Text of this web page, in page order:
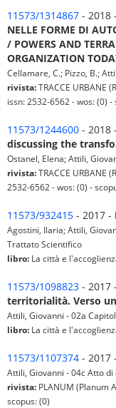
11573/1314867 - 2018 -
NELLE FORME DI
/ POWERS AND
ORGANIZATION
Cellamare, C.; Pizzo, B.;
rivista:TRACCE URBANE
issn: 2532-6562 - wos: (0) -
11573/1244600 - 2018 -
discussing the
Ostanel, Elena; Attili,
rivista:TRACCE URBANE
2532-6562 - wos: (0) -
11573/932415 - 2017 -
Agostini, Ilaria; Attili,
Trattato Scientifico
libro: La città e
11573/1098823 - 2017 -
territorialità. Verso
Attili, Giovanni - 02a
libro: La città e
11573/1107374 - 2017 -
Attili, Giovanni - 04c Atto
rivista: PLANUM (Planum
scopus: (0)